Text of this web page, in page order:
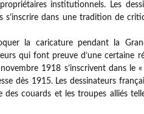
institutionnels. Les
s’inscrire dans une tradition de
la caricature pendant la
qui font preuve d’une certaine
1918 s’inscrivent dans le
dès 1915. Les dessinateurs
des couards et les troupes alliés